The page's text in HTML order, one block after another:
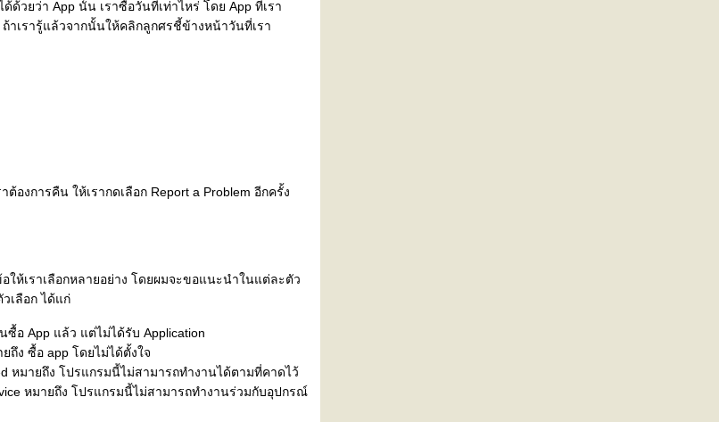
ด้วยว่า App นั้น เราซื้อวันที่เท่าไหร่ โดย App ที่เรา
เรารู้แล้วจากนั้นให้คลิกลูกศรชี้ข้างหน้าวันที่เรา
องการคืน ให้เรากดเลือก Report a Problem อีกครั้ง
ให้เราเลือกหลายอย่าง โดยผมจะขอแนะนำในแต่ละตัว
เลือก ได้แก่
ซื้อ App แล้ว แต่ไม่ได้รับ Application
ถึง ซื้อ app โดยไม่ได้ตั้งใจ
หมายถึง โปรแกรมนี้ไม่สามารถทำงานได้ตามที่คาดไว้
หมายถึง โปรแกรมนี้ไม่สามารถทำงานร่วมกับอุปกรณ์